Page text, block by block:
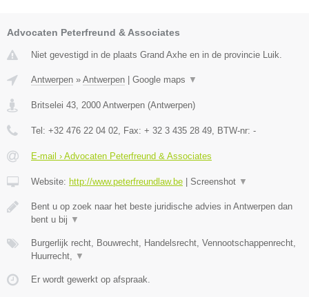
Advocaten Peterfreund & Associates
Niet gevestigd in de plaats Grand Axhe en in de provincie Luik.
Antwerpen » Antwerpen Google maps ▼
Britselei 43 2000 Antwerpen (Antwerpen)
Tel: +32 476 22 04 02 , Fax: + 32 3 435 28 49 , BTW-nr: -
E-mail › Advocaten Peterfreund & Associates
Website: http://www.peterfreundlaw.be Screenshot ▼
Bent u op zoek naar het beste juridische advies in Antwerpen dan
bent u bij ▼
Burgerlijk recht, Bouwrecht, Handelsrecht, Vennootschappenrecht,
Huurrecht,
▼
Er wordt gewerkt op afspraak.